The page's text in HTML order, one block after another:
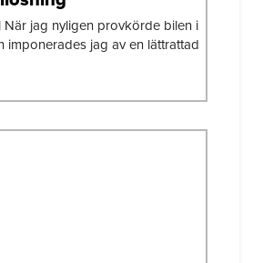
jag nyligen provkörde bilen i
imponerades jag av en lättrattad